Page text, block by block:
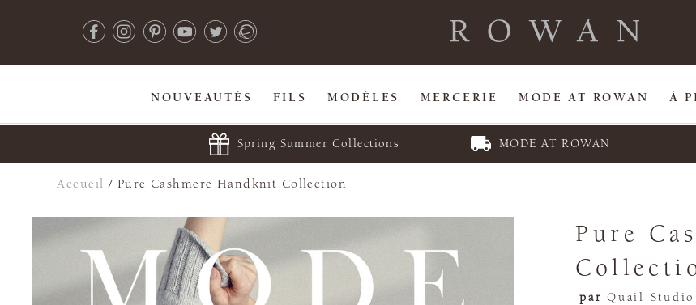
NOUVEAUTÉS FILS MODÈLES MERCERIE MODE AT ROWAN À
Spring Summer Collections MODE AT ROWAN
Accueil / Pure Cashmere Handknit Collection
Pure
par Quail Studio